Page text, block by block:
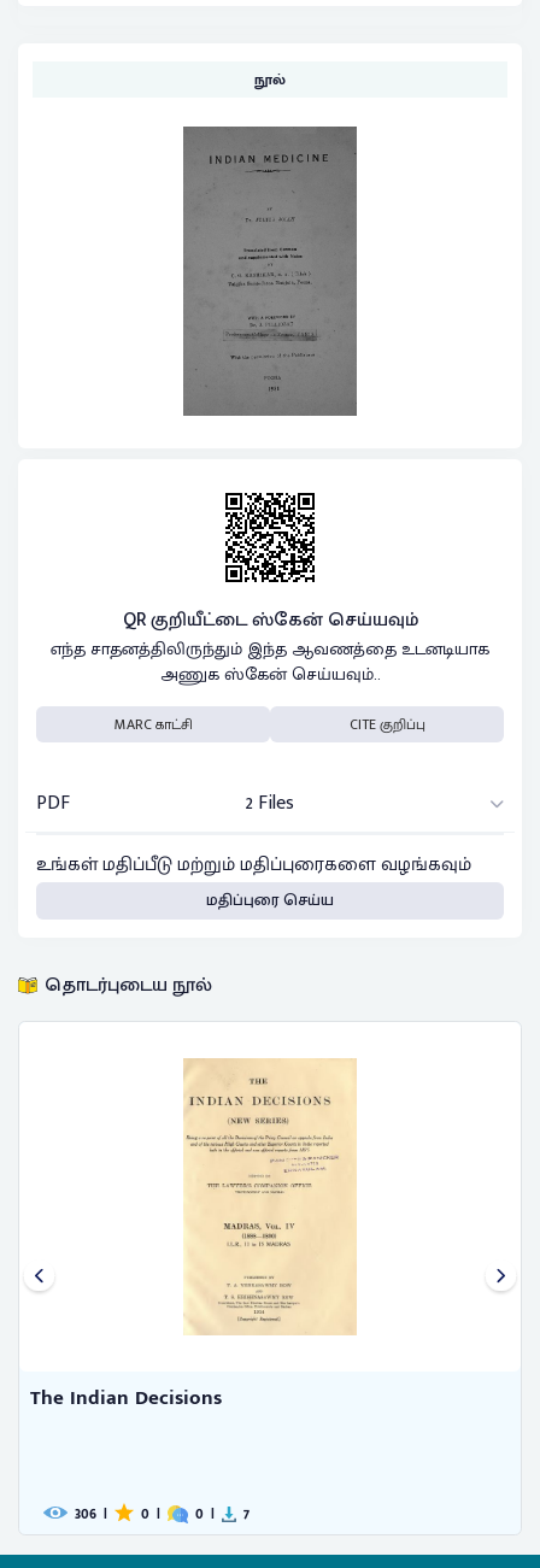
நூல்
QR குறியீட்டை ஸ்கேன் செய்யவும்
எந்த சாதனத்திலிருந்தும் இந்த ஆவணத்தை உடனடியாக
அணுக ஸ்கேன் செய்யவும்..
MARC காட்சி CITE குறிப்பு
PDF
2 Files
உங்கள் மதிப்பீடு மற்றும் மதிப்புரைகளை வழங்கவும்
மதிப்புரை செய்ய
தொடர்புடைய நூல்
The South Indian Amphibia in t ...
359 0 |